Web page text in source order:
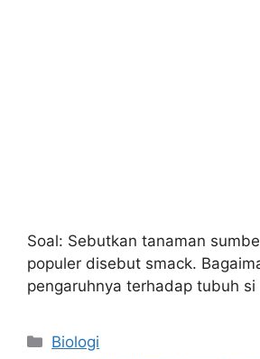
Soal: Sebutkan tanaman
populer disebut smack.
pengaruhnya terhadap tubuh si
Kategori
Biologi